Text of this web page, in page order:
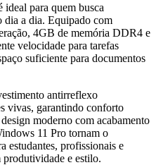
para quem busca
dia a dia. Equipado com
4GB de memória DDR4 e
velocidade para tarefas
suficiente para documentos
antirreflexo
vivas, garantindo conforto
moderno com acabamento
11 Pro tornam o
estudantes, profissionais e
produtividade e estilo.